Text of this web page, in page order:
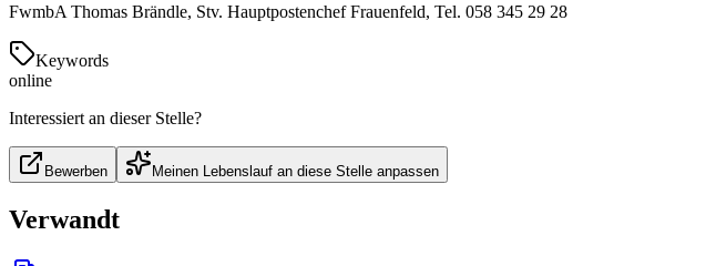
FwmbA Thomas Brändle, Stv. Hauptpostenchef Frauenfeld, Tel. 058 345 29 28
Keywords
online
Interessiert an dieser Stelle?
Bewerben Meinen Lebenslauf an diese Stelle anpassen
Verwandt